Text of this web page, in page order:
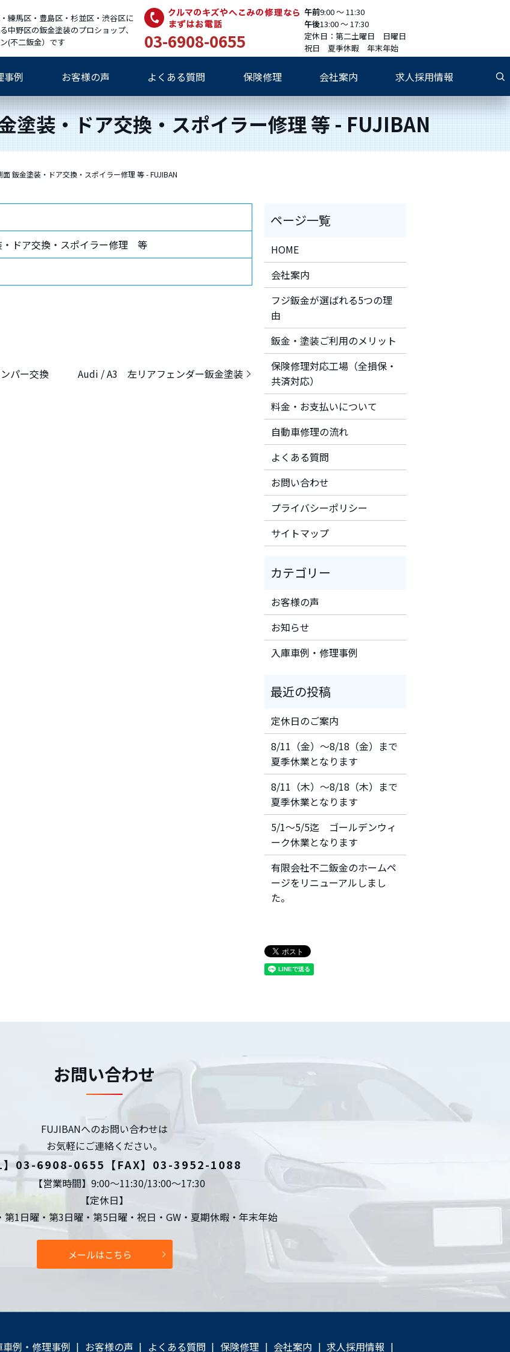
練馬区・豊島区・杉並区・渋谷区に
中野区の鈑金塗装のプロショップ、
(不二鈑金）です
03-6908-0655
午前9:00 〜 11:30
午後13:00 〜 17:30
定休日：第二土曜日 日曜日
祝日 夏季休暇 年末年始
事例 お客様の声 よくある質問 保険修理 会社案内 求人採用情報
塗装・ドア交換・スポイラー修理 等 - FUJIBAN
面 鈑金塗装・ドア交換・スポイラー修理 等 - FUJIBAN
ドア交換・スポイラー修理 等
パー交換 Audi / A3 左リアフェンダー鈑金塗装
HOME
会社案内
フジ鈑金が選ばれる5つの理
由
鈑金・塗装ご利用のメリット
保険修理対応工場（全損保・
共済対応）
料金・お支払いについて
自動車修理の流れ
よくある質問
お問い合わせ
プライバシーポリシー
サイトマップ
お客様の声
お知らせ
入庫車例・修理事例
定休日のご案内
8/11（金）～8/18（金）まで
夏季休業となります
8/11（木）～8/18（木）まで
夏季休業となります
5/1～5/5迄 ゴールデンウィ
ーク休業となります
有限会社不二鈑金のホームペ
ージをリニューアルしまし
た。
お問い合わせ
FUJIBANへのお問い合わせは
お気軽にご連絡ください。
03-6908-0655 【FAX】03-3952-1088
【営業時間】9:00～11:30/13:00～17:30
【定休日】
曜・第3日曜・第5日曜・祝日・GW・夏期休暇・年末年始
メールはこちら
車例・修理事例 お客様の声 よくある質問 保険修理 会社案内 求人採用情報